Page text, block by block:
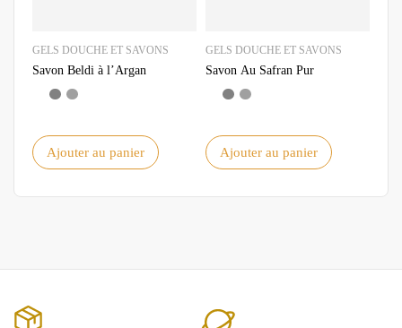
GELS DOUCHE ET SAVONS
Savon Beldi à l’Argan
Ajouter au panier
GELS DOUCHE ET SAVONS
Savon Au Safran Pur
Ajouter au panier